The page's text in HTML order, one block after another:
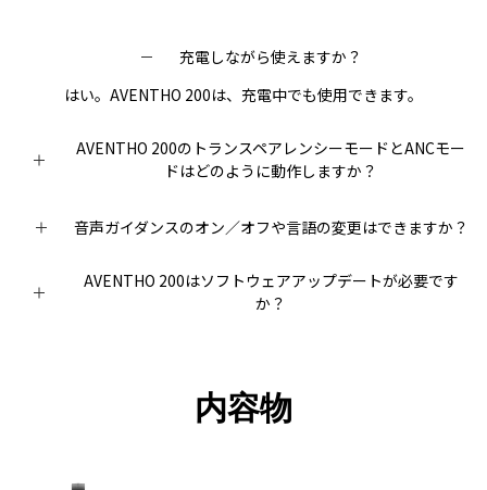
充電しながら使えますか？
はい。AVENTHO 200は、充電中でも使用できます。
AVENTHO 200のトランスペアレンシーモードとANCモー
ドはどのように動作しますか？
音声ガイダンスのオン／オフや言語の変更はできますか？
AVENTHO 200はソフトウェアアップデートが必要です
か？
内容物